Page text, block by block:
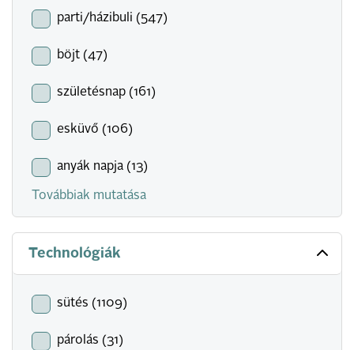
parti/házibuli (547)
böjt (47)
születésnap (161)
esküvő (106)
anyák napja (13)
Továbbiak mutatása
Technológiák
sütés (1109)
párolás (31)